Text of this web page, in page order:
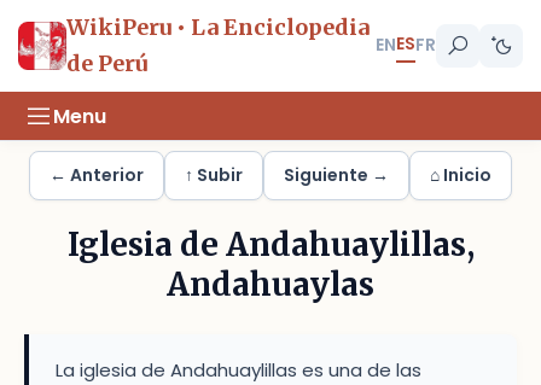
WikiPeru • La Enciclopedia
de Perú
ENESFR
Menu
← Anterior ↑ Subir Siguiente → ⌂ Inicio
Iglesia de Andahuaylillas,
Andahuaylas
La iglesia de Andahuaylillas es una de las